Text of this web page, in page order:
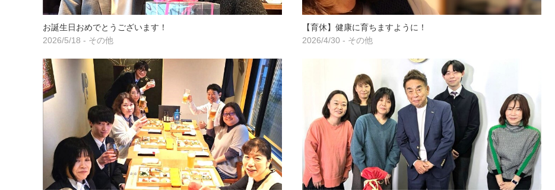
お誕生日おめでとうございます！
2026/5/18 - その他
【育休】健康に育ちますように！
2026/4/30 - その他